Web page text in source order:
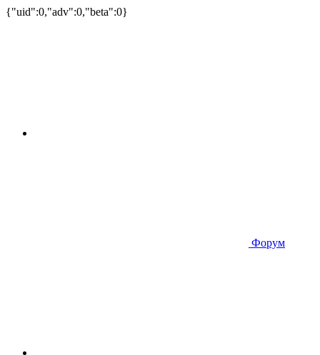
{"uid":0,"adv":0,"beta":0}
Форум